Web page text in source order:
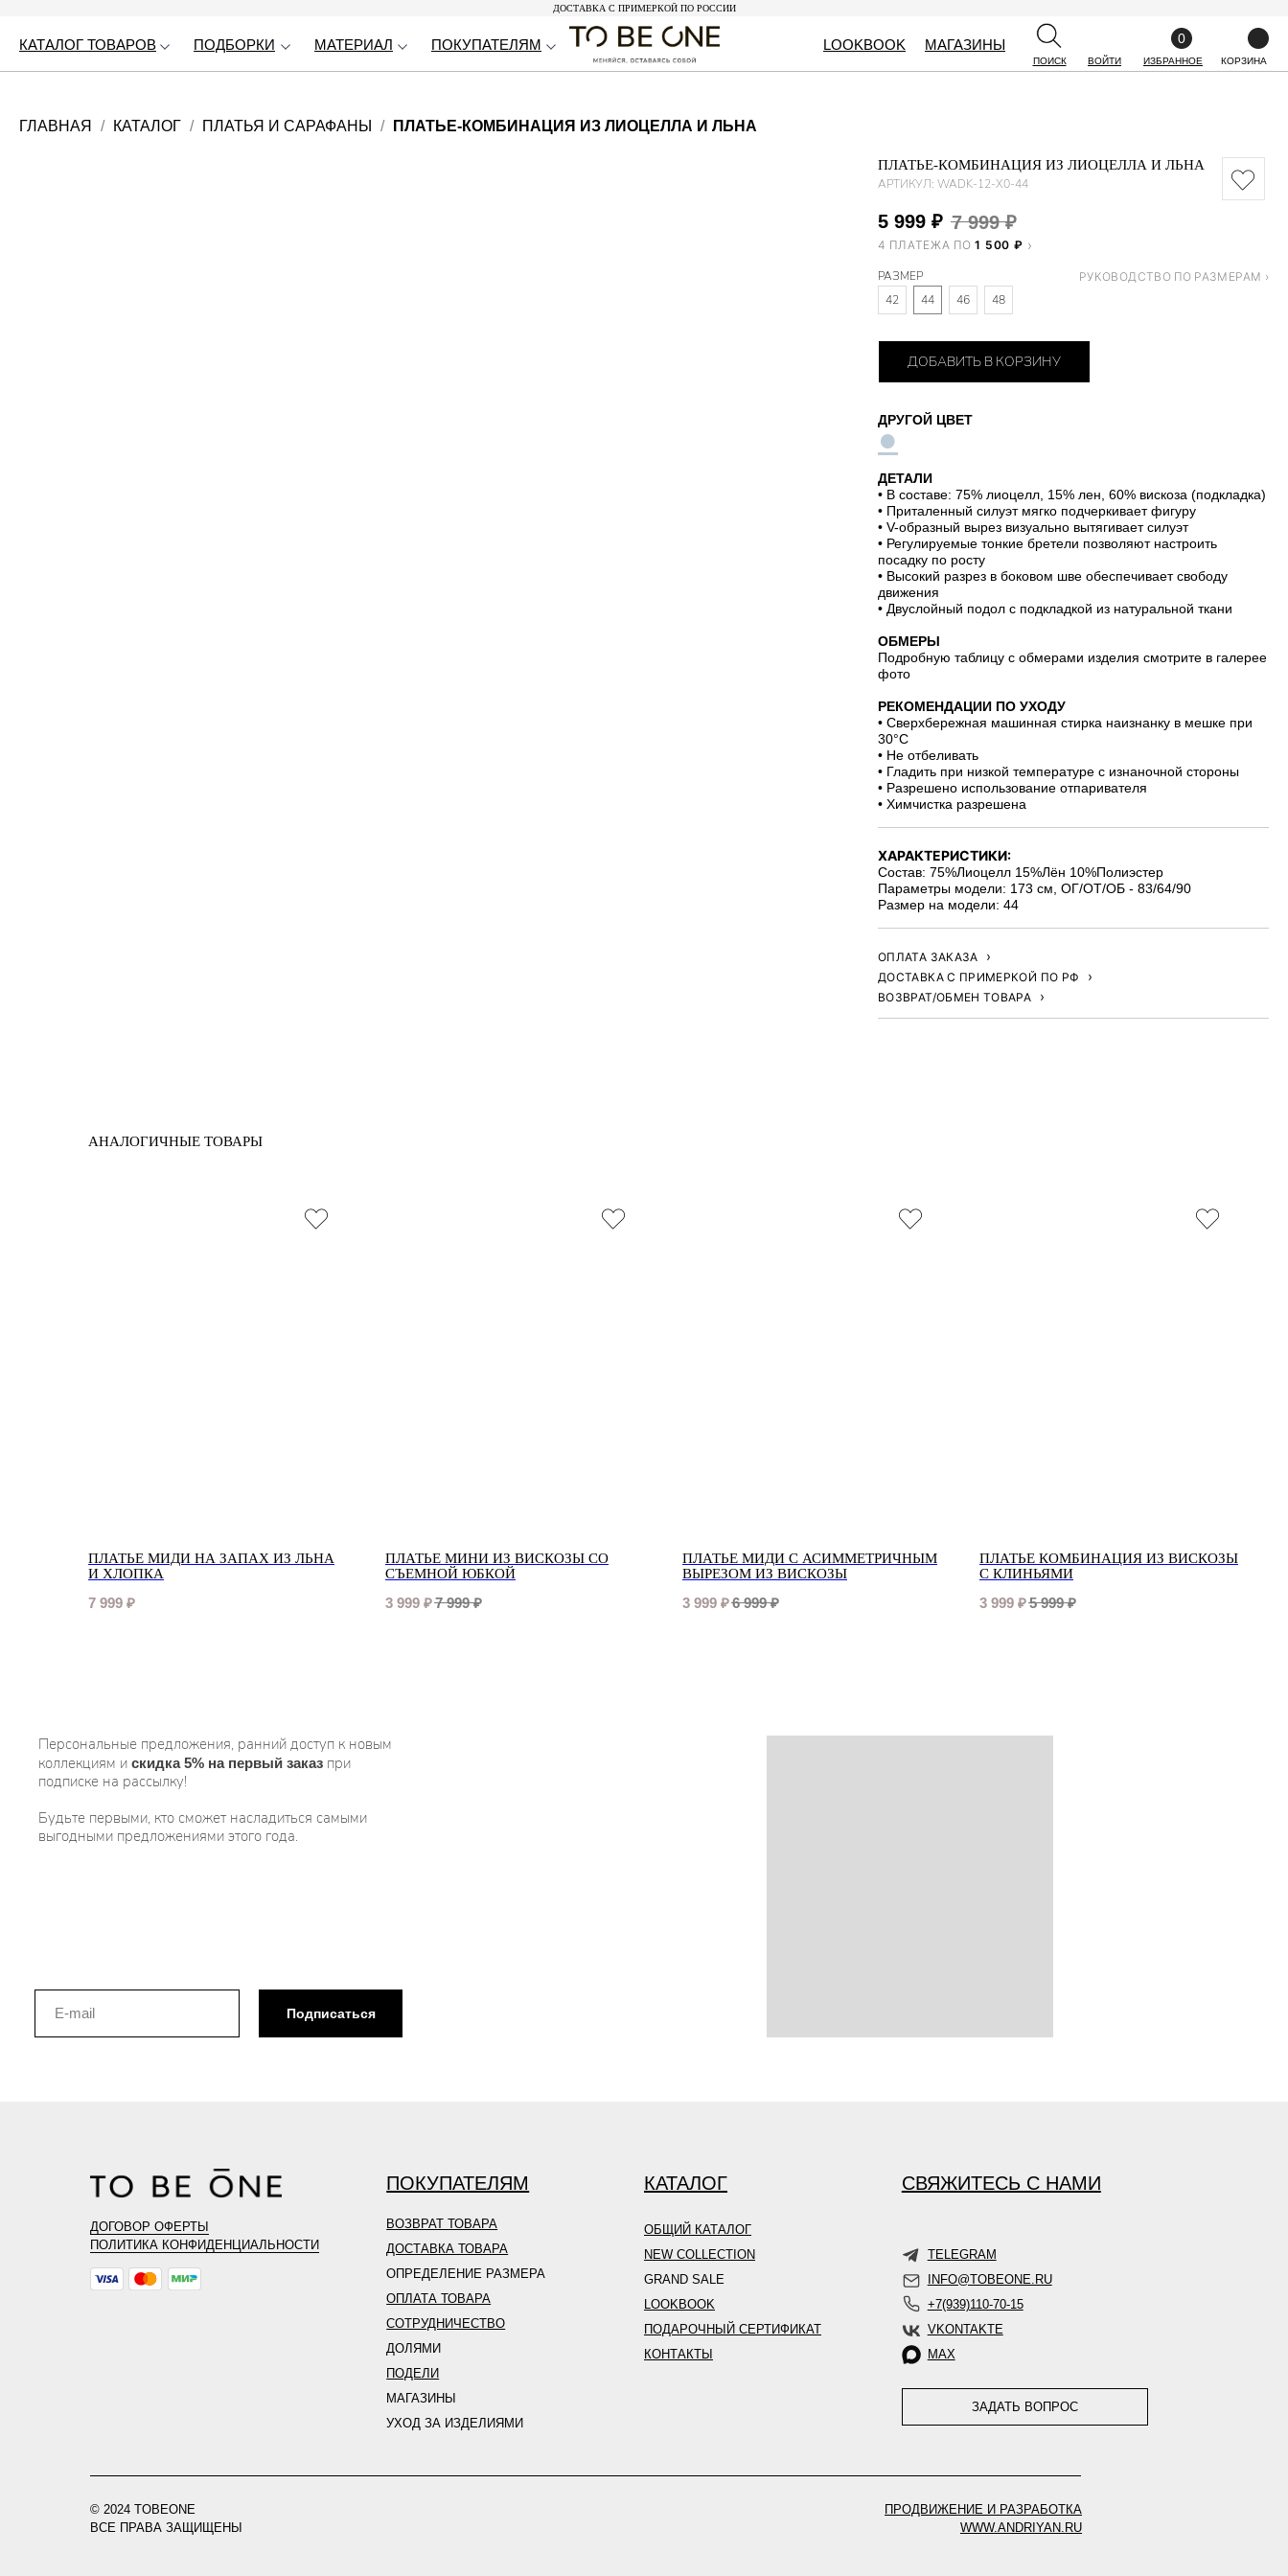
КАТАЛОГ ТОВАРОВ ПОКУПАТЕЛЯМ
МАТЕРИАЛ LOOKBOOK
ПОДБОРКИ МАГАЗИНЫ
ДОСТАВКА С ПРИМЕРКОЙ ПО РОССИИ
0
ВОЙТИ
ПОИСК ИЗБРАННОЕ КОРЗИНА
КАТАЛОГ ТОВАРОВ ПОКУПАТЕЛЯМ
МАТЕРИАЛ LOOKBOOK
ПОДБОРКИ МАГАЗИНЫ
ДОСТАВКА С ПРИМЕРКОЙ ПО РОССИИ
0
ВОЙТИ
ПОИСК ИЗБРАННОЕ КОРЗИНА
ГЛАВНАЯ КАТАЛОГ ПЛАТЬЯ И САРАФАНЫ ПЛАТЬЕ-КОМБИНАЦИЯ ИЗ ЛИОЦЕЛЛА И ЛЬНА
ПЛАТЬЕ-КОМБИНАЦИЯ ИЗ ЛИОЦЕЛЛА И ЛЬНА
АРТИКУЛ: WADK-12-X0-44
5 999 ₽ 7 999 ₽
4 ПЛАТЕЖА ПО1 500 ₽
РАЗМЕР
42
44 46 48
ДОБАВИТЬ В КОРЗИНУ
ДРУГОЙ ЦВЕТ
●
ДЕТАЛИ
• В составе: 75% лиоцелл, 15% лен, 60% вискоза (подкладка)
• Приталенный силуэт мягко подчеркивает фигуру
• V-образный вырез визуально вытягивает силуэт
• Регулируемые тонкие бретели позволяют настроить
посадку по росту
• Высокий разрез в боковом шве обеспечивает свободу
движения
• Двуслойный подол с подкладкой из натуральной ткани
ОБМЕРЫ
Подробную таблицу с обмерами изделия смотрите в галерее
фото
РЕКОМЕНДАЦИИ ПО УХОДУ
• Сверхбережная машинная стирка наизнанку в мешке при
30°C
• Не отбеливать
• Гладить при низкой температуре с изнаночной стороны
• Разрешено использование отпаривателя
• Химчистка разрешена
ХАРАКТЕРИСТИКИ:
Состав: 75%Лиоцелл 15%Лён 10%Полиэстер
Параметры модели: 173 см, ОГ/ОТ/ОБ - 83/64/90
Размер на модели: 44
ОПЛАТА ЗАКАЗА
ДОСТАВКА С ПРИМЕРКОЙ ПО РФ
ВОЗВРАТ/ОБМЕН ТОВАРА
АНАЛОГИЧНЫЕ ТОВАРЫ
ПЛАТЬЕ МИДИ НА ЗАПАХ ИЗ ЛЬНА
И ХЛОПКА
7 999 ₽
ПЛАТЬЕ МИНИ ИЗ ВИСКОЗЫ СО
СЪЕМНОЙ ЮБКОЙ
3 999 ₽7 999 ₽
ПЛАТЬЕ МИДИ С АСИММЕТРИЧНЫМ
ВЫРЕЗОМ ИЗ ВИСКОЗЫ
3 999 ₽6 999 ₽
ПЛАТЬЕ КОМБИНАЦИЯ ИЗ ВИСКОЗЫ
С КЛИНЬЯМИ
3 999 ₽5 999 ₽
Подписаться
Персональные предложения, ранний доступ к новым
коллекциям и скидка 5% на первый заказ при
подписке на рассылку!
Будьте первыми, кто сможет насладиться самыми
выгодными предложениями этого года.
TELEGRAM
INFO@TOBEONE.RU
+7(939)110-70-15
VKONTAKTE
MAX
ДОГОВОР ОФЕРТЫ
ПОЛИТИКА КОНФИДЕНЦИАЛЬНОСТИ
ПОКУПАТЕЛЯМ
ВОЗВРАТ ТОВАРА
ДОСТАВКА ТОВАРА
ОПРЕДЕЛЕНИЕ РАЗМЕРА
ОПЛАТА ТОВАРА
СОТРУДНИЧЕСТВО
ДОЛЯМИ
ПОДЕЛИ
МАГАЗИНЫ
УХОД ЗА ИЗДЕЛИЯМИ
КАТАЛОГ
ОБЩИЙ КАТАЛОГ
NEW COLLECTION
GRAND SALE
LOOKBOOK
ПОДАРОЧНЫЙ СЕРТИФИКАТ
КОНТАКТЫ
СВЯЖИТЕСЬ С НАМИ
ЗАДАТЬ ВОПРОС
© 2024 TOBEONE
ВСЕ ПРАВА ЗАЩИЩЕНЫ
ПРОДВИЖЕНИЕ И РАЗРАБОТКА
WWW.ANDRIYAN.RU